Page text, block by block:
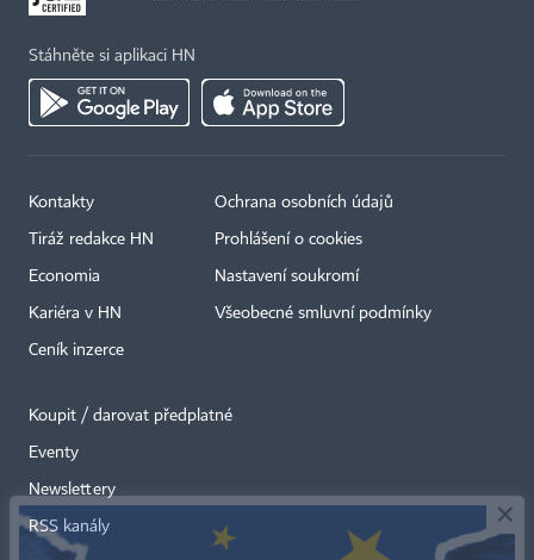
Stáhněte si aplikaci HN
Kontakty
Tiráž redakce HN
Economia
Kariéra v HN
Ceník inzerce
Ochrana osobních údajů
Prohlášení o cookies
Nastavení soukromí
Všeobecné smluvní podmínky
Koupit / darovat předplatné
Eventy
Newslettery
RSS kanály